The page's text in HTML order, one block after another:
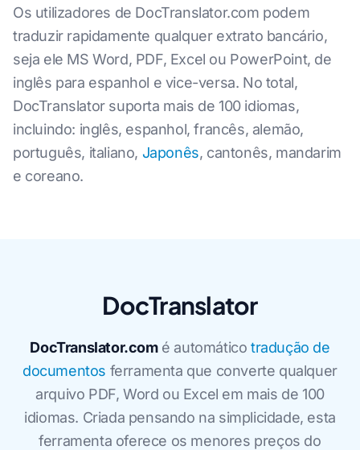
Os utilizadores de DocTranslator.com podem
traduzir rapidamente qualquer extrato bancário,
seja ele MS Word, PDF, Excel ou PowerPoint, de
inglês para espanhol e vice-versa. No total,
DocTranslator suporta mais de 100 idiomas,
incluindo: inglês, espanhol, francês, alemão,
português, italiano, Japonês, cantonês, mandarim
e coreano.
DocTranslator
DocTranslator.comé automático tradução de
documentos ferramenta que converte qualquer
arquivo PDF, Word ou Excel em mais de 100
idiomas. Criada pensando na simplicidade, esta
ferramenta oferece os menores preços do